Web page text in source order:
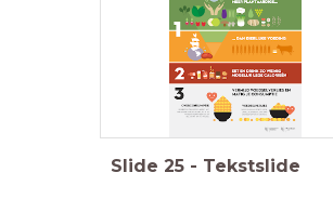
Slide 25 - Tekstslide